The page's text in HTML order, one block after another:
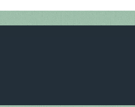
s
A
b
o
er gr
a
p